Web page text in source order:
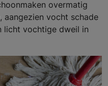
overmatig
vocht schade
licht vochtige dweil in